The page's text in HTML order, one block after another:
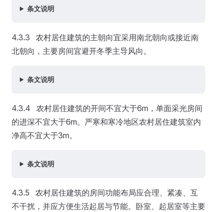
条文说明
4.3.3 农村居住建筑的主朝向宜采用南北朝向或接近南
北朝向，主要房间宜避开冬季主导风向。
条文说明
4.3.4 农村居住建筑的开间不宜大于6m，单面采光房间
的进深不宜大于6m。严寒和寒冷地区农村居住建筑室内
净高不宜大于3m。
条文说明
4.3.5 农村居住建筑的房间功能布局应合理、紧凑、互
不干扰，并应方便生活起居与节能。卧室、起居室等主要